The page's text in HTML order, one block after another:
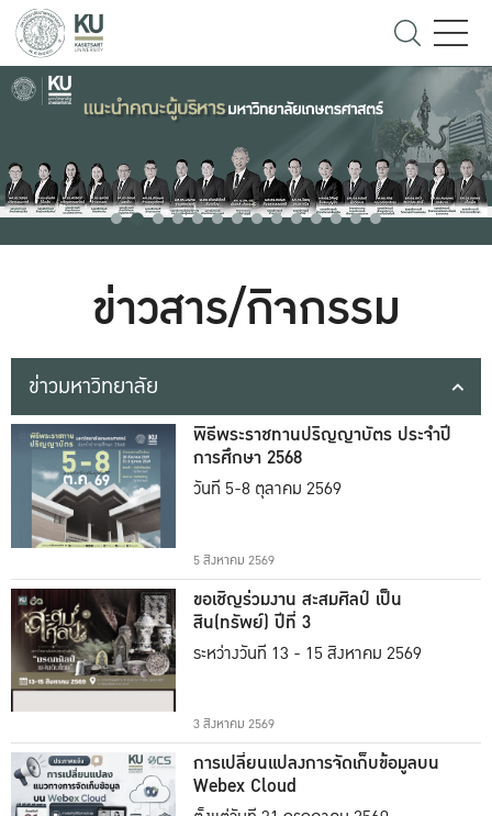
ข่าวสาร/กิจกรรม
ข่าวมหาวิทยาลัย
พิธีพระราชทานปริญญาบัตร ประจำปี
การศึกษา 2568
วันที่ 5-8 ตุลาคม 2569
5 สิงหาคม 2569
ขอเชิญร่วมงาน สะสมศิลป์ เป็น
สิน(ทรัพย์) ปีที่ 3
ระหว่างวันที่ 13 - 15 สิงหาคม 2569
3 สิงหาคม 2569
การเปลี่ยนแปลงการจัดเก็บข้อมูลบน
Webex Cloud